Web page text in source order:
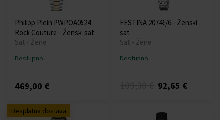
Philipp Plein PWPOA0524
Rock Couture - Ženski sat
Sat - Žene
Dostupno
469,00 €
FESTINA 20746/6 - Ženski
sat
Sat - Žene
Dostupno
92,65 €
Besplatna dostava